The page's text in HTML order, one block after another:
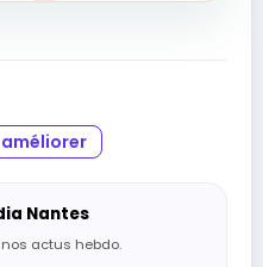
améliorer
Nantes
actus hebdo.